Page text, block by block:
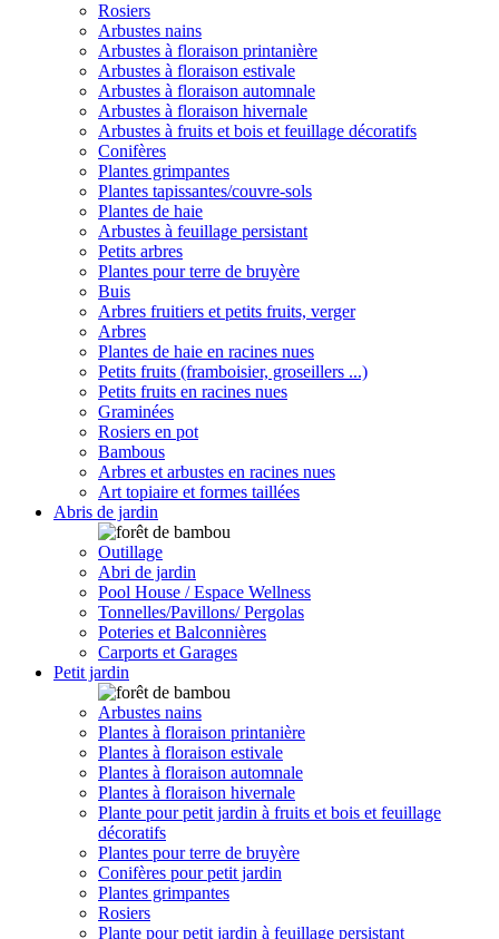
Rosiers
Arbustes nains
Arbustes à floraison printanière
Arbustes à floraison estivale
Arbustes à floraison automnale
Arbustes à floraison hivernale
Arbustes à fruits et bois et feuillage décoratifs
Conifères
Plantes grimpantes
Plantes tapissantes/couvre-sols
Plantes de haie
Arbustes à feuillage persistant
Petits arbres
Plantes pour terre de bruyère
Buis
Arbres fruitiers et petits fruits, verger
Arbres
Plantes de haie en racines nues
Petits fruits (framboisier, groseillers ...)
Petits fruits en racines nues
Graminées
Rosiers en pot
Bambous
Arbres et arbustes en racines nues
Art topiaire et formes taillées
Abris de jardin
Outillage
Abri de jardin
Pool House / Espace Wellness
Tonnelles/Pavillons/ Pergolas
Poteries et Balconnières
Carports et Garages
Petit jardin
Arbustes nains
Plantes à floraison printanière
Plantes à floraison estivale
Plantes à floraison automnale
Plantes à floraison hivernale
Plante pour petit jardin à fruits et bois et feuillage
décoratifs
Plantes pour terre de bruyère
Conifères pour petit jardin
Plantes grimpantes
Rosiers
Plante pour petit jardin à feuillage persistant